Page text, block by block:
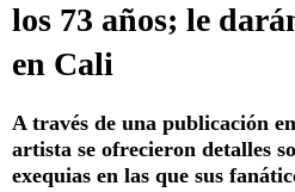
los 73 años; le
en Cali
A través de una publicación
artista se ofrecieron detalles
exequias en las que sus